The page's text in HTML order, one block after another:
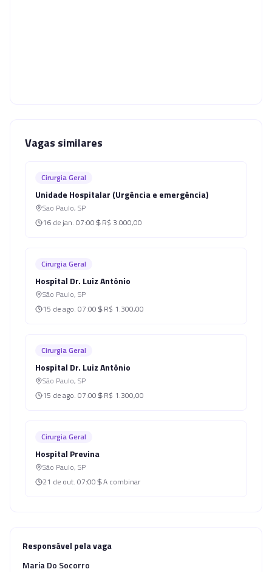
Vagas similares
Cirurgia Geral
Unidade Hospitalar (Urgência e emergência)
Sao Paulo, SP
16 de jan. 07:00 R$ 3.000,00
Cirurgia Geral
Hospital Dr. Luiz Antônio
São Paulo, SP
15 de ago. 07:00 R$ 1.300,00
Cirurgia Geral
Hospital Dr. Luiz Antônio
São Paulo, SP
15 de ago. 07:00 R$ 1.300,00
Cirurgia Geral
Hospital Previna
São Paulo, SP
21 de out. 07:00 A combinar
Responsável pela vaga
Maria Do Socorro